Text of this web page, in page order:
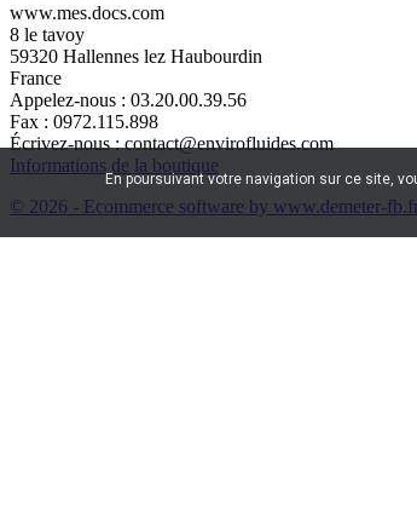
www.mes.docs.com
8 le tavoy
59320 Hallennes lez Haubourdin
France
Appelez-nous : 03.20.00.39.56
Fax : 0972.115.898
Écrivez-nous :contact@envirofluides.com
Informations de la boutique
© 2026 - Ecommerce software by www.demeter-
En poursuivant votre navigation sur ce site,